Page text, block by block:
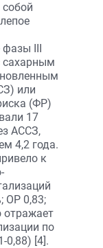
собой
фазы III
сахарным
или
(ФР)
17
АССЗ,
4,2 года.
к
ОР 0,83;
отражает
по
0,88) [4].